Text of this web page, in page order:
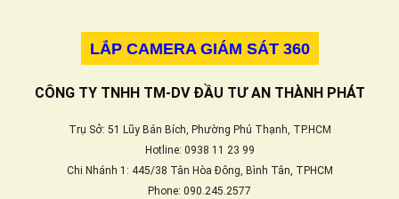
LẮP CAMERA GIÁM SÁT 360
CÔNG TY TNHH TM-DV ĐẦU TƯ AN THÀNH PHÁT
Trụ Sở: 51 Lũy Bán Bích, Phường Phú Thạnh, TP.HCM
Hotline: 0938 11 23 99
Chi Nhánh 1: 445/38 Tân Hòa Đông, Bình Tân, TPHCM
Phone: 090.245.2577